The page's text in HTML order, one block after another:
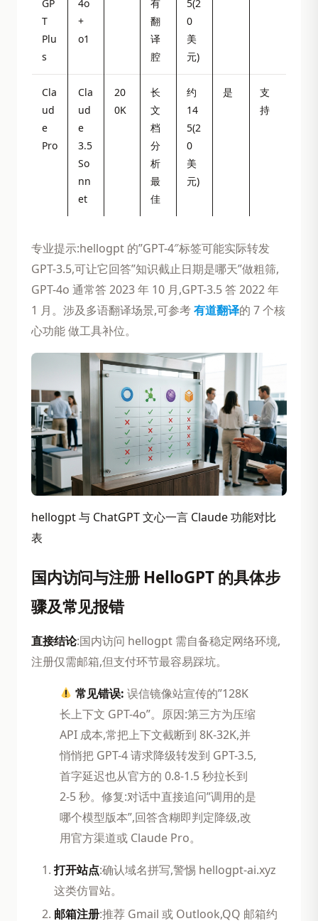
GP
T
Plu
s
4o
+
o1
有
翻
译
腔
5(2
0
美
元)
Cla
ud
e
Pro
Cla
ud
e
3.5
So
nn
et
20
0K
长
文
档
分
析
最
佳
约
14
5(2
0
美
元)
是
支
持
专业提示:hellogpt 的”GPT-4″标签可能实际转发
GPT-3.5,可让它回答”知识截止日期是哪天”做粗筛,
GPT-4o 通常答 2023 年 10 月,GPT-3.5 答 2022 年
1 月。涉及多语翻译场景,可参考有道翻译的 7 个核
心功能 做工具补位。
hellogpt 与 ChatGPT 文心一言 Claude 功能对比
表
国内访问与注册 HelloGPT 的具体步
骤及常见报错
直接结论:国内访问 hellogpt 需自备稳定网络环境,
注册仅需邮箱,但支付环节最容易踩坑。
常见错误: 误信镜像站宣传的”128K
长上下文 GPT-4o”。原因:第三方为压缩
API 成本,常把上下文截断到 8K-32K,并
悄悄把 GPT-4 请求降级转发到 GPT-3.5,
首字延迟也从官方的 0.8-1.5 秒拉长到
2-5 秒。修复:对话中直接追问”调用的是
哪个模型版本”,回答含糊即判定降级,改
用官方渠道或 Claude Pro。
打开站点:确认域名拼写,警惕 hellogpt-ai.xyz
这类仿冒站。
邮箱注册:推荐 Gmail 或 Outlook,QQ 邮箱约